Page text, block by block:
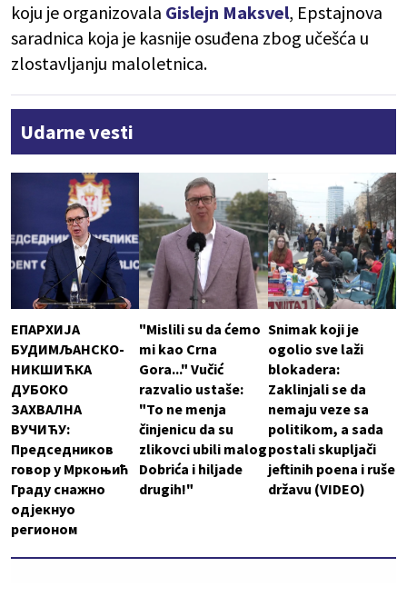
koju je organizovala Gislejn Maksvel, Epstajnova
saradnica koja je kasnije osuđena zbog učešća u
zlostavljanju maloletnica.
Udarne vesti
ЕПАРХИЈА
БУДИМЉАНСКО-
НИКШИЋКА
ДУБОКО
ЗАХВАЛНА
ВУЧИЋУ:
Председников
говор у Мркоњић
Граду снажно
одјекнуо
регионом
"Mislili su da ćemo
mi kao Crna
Gora..." Vučić
razvalio ustaše:
"To ne menja
činjenicu da su
zlikovci ubili malog
Dobrića i hiljade
drugih!"
Snimak koji je
ogolio sve laži
blokadera:
Zaklinjali se da
nemaju veze sa
politikom, a sada
postali skupljači
jeftinih poena i ruše
državu (VIDEO)